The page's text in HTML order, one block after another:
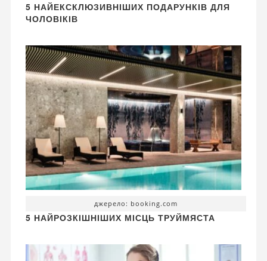
5 НАЙЕКСКЛЮЗИВНІШИХ ПОДАРУНКІВ ДЛЯ
ЧОЛОВІКІВ
джерело: booking.com
5 НАЙРОЗКІШНІШИХ МІСЦЬ ТРУЙМЯСТА